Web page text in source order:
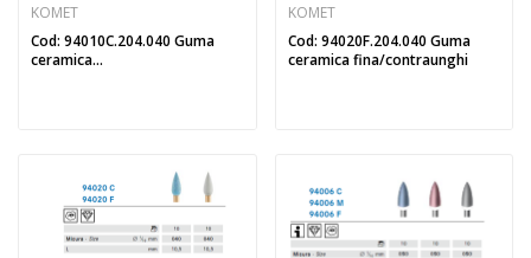
KOMET
Cod: 94010C.204.040 Guma
ceramica...
KOMET
Cod: 94020F.204.040 Guma
ceramica fina/contraunghi